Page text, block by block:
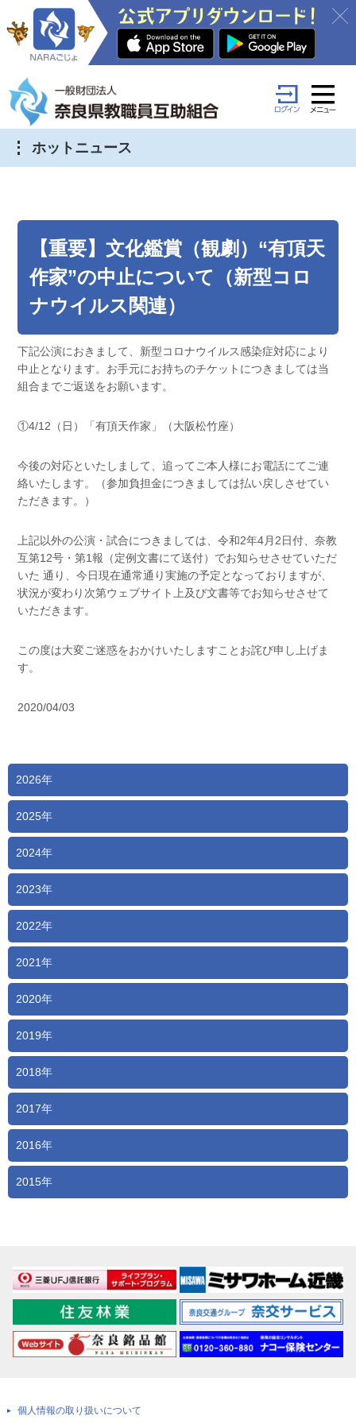
ホットニュース
2026年
2025年
2024年
2023年
2022年
2021年
2020年
2019年
2018年
2017年
2016年
2015年
【重要】文化鑑賞（観劇）“有頂天
作家”の中止について（新型コロ
ナウイルス関連）
下記公演におきまして、新型コロナウイルス感染症対応により
中止となります。お手元にお持ちのチケットにつきましては当
組合までご返送をお願います。
①4/12（日）「有頂天作家」（大阪松竹座）
今後の対応といたしまして、追ってご本人様にお電話にてご連
絡いたします。（参加負担金につきましては払い戻しさせてい
ただきます。）
上記以外の公演・試合につきましては、令和2年4月2日付、奈教
互第12号・第1報（定例文書にて送付）でお知らせさせていただ
いた 通り、今日現在通常通り実施の予定となっておりますが、
状況が変わり次第ウェブサイト上及び文書等でお知らせさせて
いただきます。
この度は大変ご迷惑をおかけいたしますことお詫び申し上げま
す。
2020/04/03
個人情報の取り扱いについて